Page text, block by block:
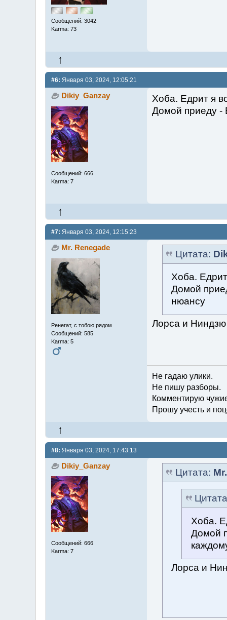
Сообщений: 3042
Karma: 73
#6: Января 03, 2024, 12:05:21
Dikiy_Ganzay
Сообщений: 666
Karma: 7
Хоба. Едрит я
Домой приеду -
#7: Января 03, 2024, 12:15:23
Mr. Renegade
Ренегат, с тобою рядом
Сообщений: 585
Karma: 5
Цитата:
Хоба.
Домой
нюансу
Лорса и Ниндзю
Не гадаю улики.
Не пишу разборы.
Комментирую
Прошу учесть и
#8: Января 03, 2024, 17:43:13
Dikiy_Ganzay
Сообщений: 666
Karma: 7
Цитата:
Хоба.
Домой
Лорса и